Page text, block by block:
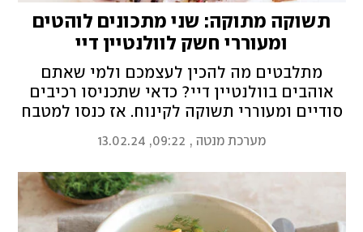
תשוקה מתוקה: שני מתכונים לוהטים
ומעוררי חשק לוולנטיין דיי
מתלבטים מה להכין לעצמכם ולמי שאתם
אוהבים בוולנטיין דיי? כדאי שתכניסו רכיבים
סודיים ומעוררי תשוקה לקינוח. אז כנסו למטבח
משוקולד מריר ומאצ'ה שיפתחו לכם את
התיאבון המיני
מערכת מנטה,
09:22, 13.02.24